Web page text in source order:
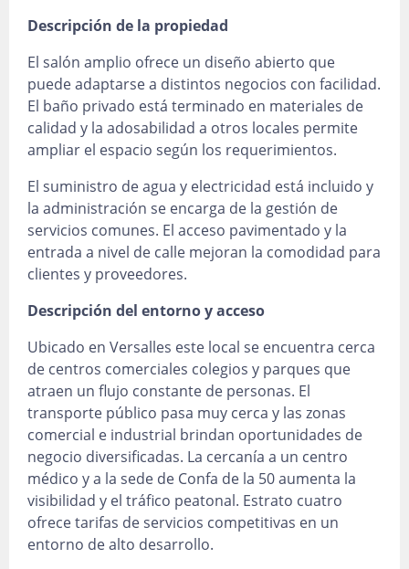
Descripción de la propiedad
El salón amplio ofrece un diseño abierto que
puede adaptarse a distintos negocios con facilidad.
El baño privado está terminado en materiales de
calidad y la adosabilidad a otros locales permite
ampliar el espacio según los requerimientos.
El suministro de agua y electricidad está incluido y
la administración se encarga de la gestión de
servicios comunes. El acceso pavimentado y la
entrada a nivel de calle mejoran la comodidad para
clientes y proveedores.
Descripción del entorno y acceso
Ubicado en Versalles este local se encuentra cerca
de centros comerciales colegios y parques que
atraen un flujo constante de personas. El
transporte público pasa muy cerca y las zonas
comercial e industrial brindan oportunidades de
negocio diversificadas. La cercanía a un centro
médico y a la sede de Confa de la 50 aumenta la
visibilidad y el tráfico peatonal. Estrato cuatro
ofrece tarifas de servicios competitivas en un
entorno de alto desarrollo.